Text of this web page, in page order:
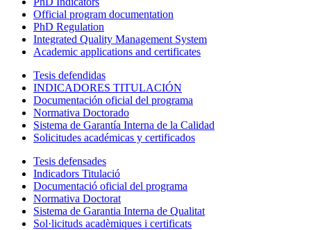
Official program documentation
PhD Regulation
Integrated Quality Management System
Academic applications and certificates
Tesis defendidas
INDICADORES TITULACIÓN
Documentación oficial del programa
Normativa Doctorado
Sistema de Garantía Interna de la Calidad
Solicitudes académicas y certificados
Tesis defensades
Indicadors Titulació
Documentació oficial del programa
Normativa Doctorat
Sistema de Garantia Interna de Qualitat
Sol·licituds acadèmiques i certificats